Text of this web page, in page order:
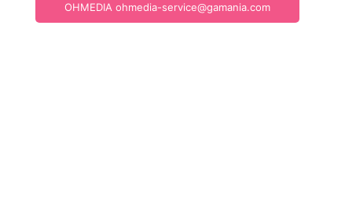
OHMEDIA ohmedia-service@gamania.com